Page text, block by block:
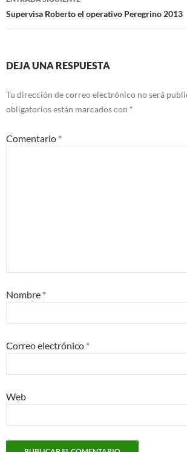
Supervisa Roberto el operativo Peregrino 2013
DEJA UNA RESPUESTA
Tu dirección de correo electrónico no será
obligatorios están marcados con *
Comentario *
Nombre *
Correo electrónico *
Web